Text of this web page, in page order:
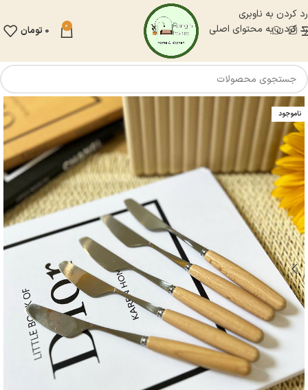
رد کردن به ناوبری
رد کردن به محتوای اصلی
0
0 تومان
ناموجود